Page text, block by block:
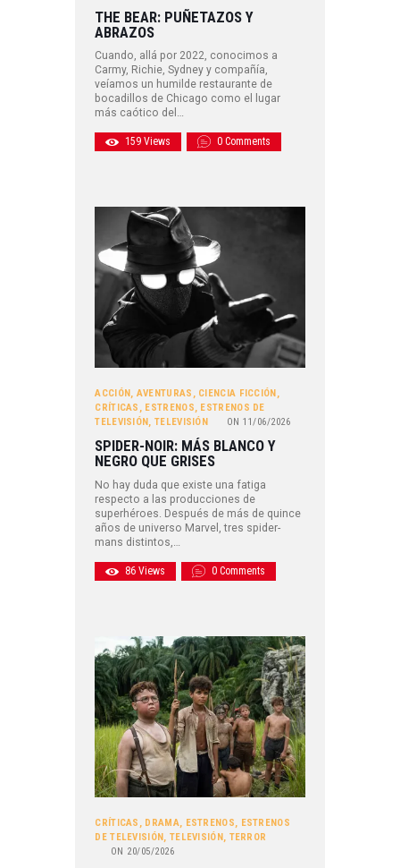
THE BEAR: PUÑETAZOS Y
ABRAZOS
Cuando, allá por 2022, conocimos a
Carmy, Richie, Sydney y compañía,
veíamos un humilde restaurante de
bocadillos de Chicago como el lugar
más caótico del…
159 Views 0 Comments
ACCIÓN , AVENTURAS , CIENCIA FICCIÓN ,
CRÍTICAS , ESTRENOS, ESTRENOS DE
TELEVISIÓN , TELEVISIÓN ON 11/06/2026
SPIDER-NOIR: MÁS BLANCO Y
NEGRO QUE GRISES
No hay duda que existe una fatiga
respecto a las producciones de
superhéroes. Después de más de quince
años de universo Marvel, tres spider-
mans distintos,…
86 Views 0 Comments
CRÍTICAS , DRAMA, ESTRENOS, ESTRENOS
DE TELEVISIÓN, TELEVISIÓN, TERROR
ON 20/05/2026